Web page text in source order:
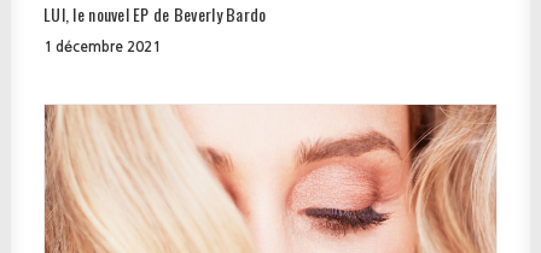
LUI, le nouvel EP de Beverly Bardo
1 décembre 2021